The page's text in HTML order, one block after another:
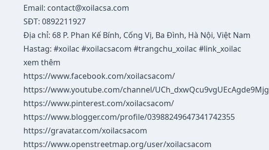
Email: contact@xoilacsa.com
SĐT: 0892211927
Địa chỉ: 68 P. Phan Kế Bính, Cống Vị, Ba Đình, Hà Nội, Việt Nam
Hastag: #xoilac #xoilacsacom #trangchu_xoilac #link_xoilac
xem thêm
https://www.facebook.com/xoilacsacom/
https://www.youtube.com/channel/UCh_dxwQcu9vgUEcAgde9Mjg
https://www.pinterest.com/xoilacsacom/
https://www.blogger.com/profile/03988249647341742355
https://gravatar.com/xoilacsacom
https://www.openstreetmap.org/user/xoilacsacom